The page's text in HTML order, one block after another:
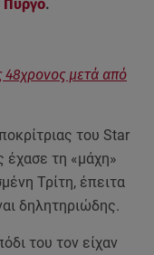
Πύργο.
48χρονος μετά από
του Star
έχασε τη «μάχη»
Τρίτη, έπειτα
δηλητηριώδης.
του τον είχαν